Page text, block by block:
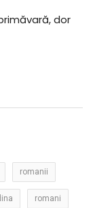
dor
romanii
romani